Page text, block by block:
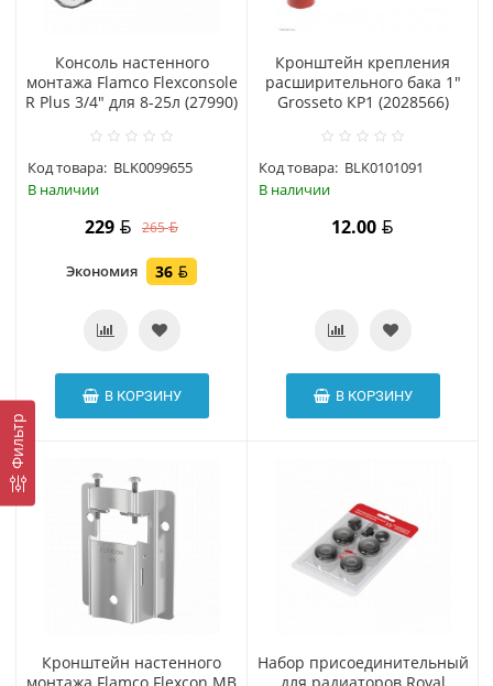
Фильтр
Консоль настенного
монтажа Flamco Flexconsole
R Plus 3/4" для 8-25л (27990)
Код товара: BLK0099655
В наличии
229 265
Экономия 36
В КОРЗИНУ
Кронштейн крепления
расширительного бака 1"
Grosseto КР1 (2028566)
Код товара: BLK0101091
В наличии
12.00
В КОРЗИНУ
Кронштейн настенного
Набор присоединительный